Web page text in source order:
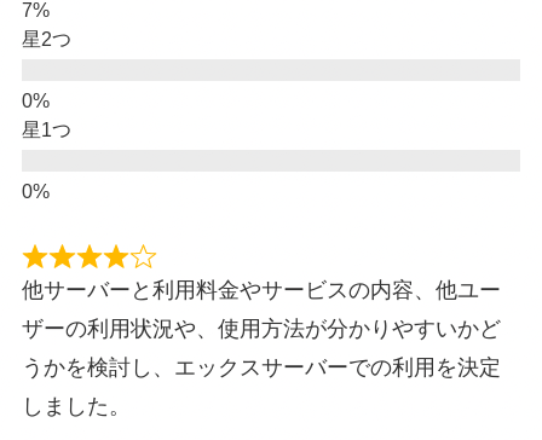
星2つ
星1つ
他サーバーと利用料金やサービスの内容、他ユー
ザーの利用状況や、使用方法が分かりやすいかど
うかを検討し、エックスサーバーでの利用を決定
しました。